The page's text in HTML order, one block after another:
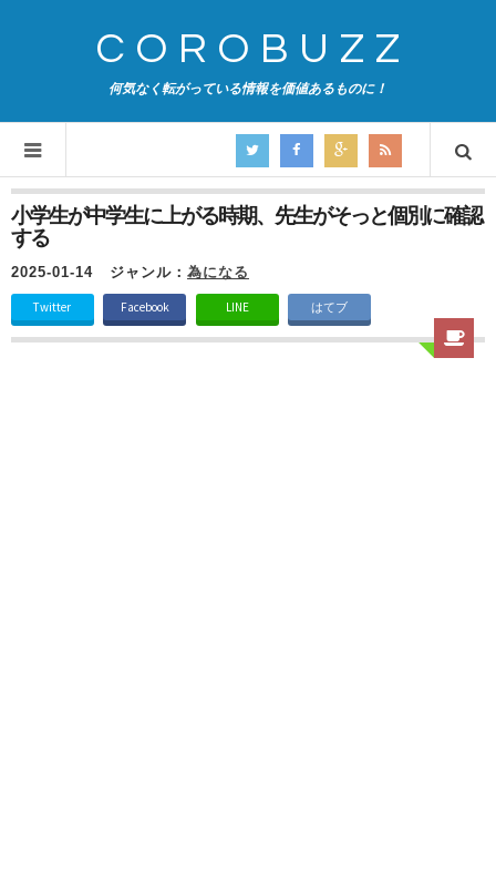
COROBUZZ
何気なく転がっている情報を価値あるものに！
小学生が中学生に上がる時期、先生がそっと個別に確認
する
2025-01-14 ジャンル： 為になる
Twitter Facebook LINE はてブ